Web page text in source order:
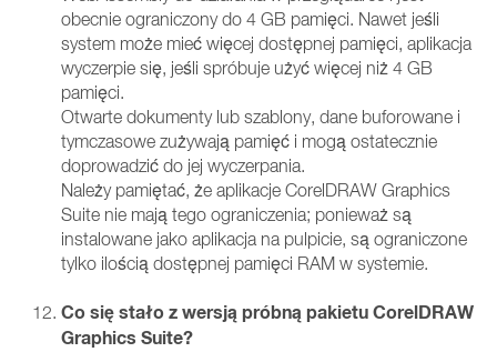
obecnie ograniczony do 4 GB pamięci. Nawet jeśli
system może mieć więcej dostępnej pamięci, aplikacja
wyczerpie się, jeśli spróbuje użyć więcej niż 4 GB
pamięci.
Otwarte dokumenty lub szablony, dane buforowane i
tymczasowe zużywają pamięć i mogą ostatecznie
doprowadzić do jej wyczerpania.
Należy pamiętać, że aplikacje CorelDRAW Graphics
Suite nie mają tego ograniczenia; ponieważ są
instalowane jako aplikacja na pulpicie, są ograniczone
tylko ilością dostępnej pamięci RAM w systemie.
Co się stało z wersją próbną pakietu CorelDRAW
Graphics Suite?